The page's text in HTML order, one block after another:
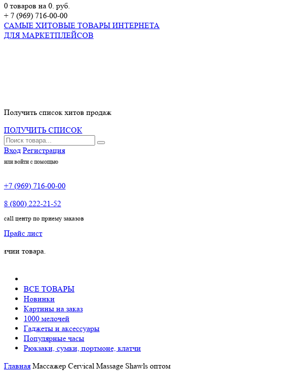
0 товаров на 0. руб.
+ 7 (969) 716-00-00
САМЫЕ ХИТОВЫЕ ТОВАРЫ ИНТЕРНЕТА
ДЛЯ МАРКЕТПЛЕЙСОВ
Получить список хитов продаж
ПОЛУЧИТЬ СПИСОК
Вход Регистрация
или войти с помощью
+7 (969) 716-00-00
8 (800) 222-21-52
call центр по приему заказов
Прайс лист
ВСЕ ТОВАРЫ
Новинки
Картины на заказ
1000 мелочей
Гаджеты и аксессуары
Популярные часы
Рюкзаки, сумки, портмоне, клатчи
Главная Массажер Cervical Massage Shawls оптом